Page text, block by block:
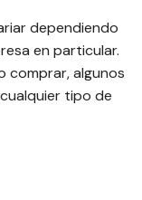
dependiendo
en particular.
comprar, algunos
tipo de